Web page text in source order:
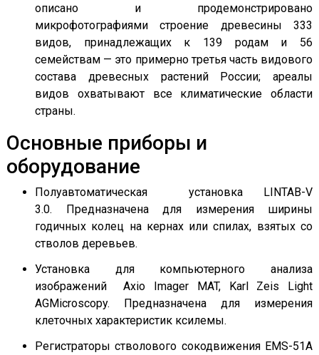
описано и продемонстрировано
микрофотографиями строение древесины 333
видов, принадлежащих к 139 родам и 56
семействам — это примерно третья часть видового
состава древесных растений России; ареалы
видов охватывают все климатические области
страны.
Основные приборы и
оборудование
Полуавтоматическая установка LINTAB-V
3.0. Предназначена для измерения ширины
годичных колец на кернах или спилах, взятых со
стволов деревьев.
Установка для компьютерного анализа
изображений Axio Imager MAT, Karl Zeis Light
AGMicroscopy. Предназначена для измерения
клеточных характеристик ксилемы.
Регистраторы стволового сокодвижения EMS-51A